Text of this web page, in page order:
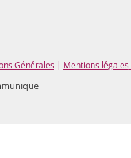
Générales | Mentions légales